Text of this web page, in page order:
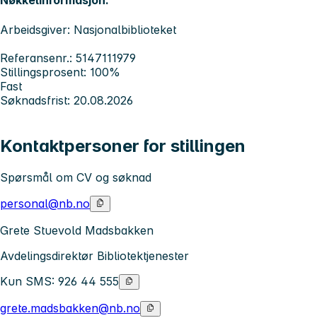
Arbeidsgiver: Nasjonalbiblioteket
Referansenr.: 5147111979
Stillingsprosent: 100%
Fast
Søknadsfrist: 20.08.2026
Kontaktpersoner for stillingen
Spørsmål om CV og søknad
personal@nb.no
Grete Stuevold Madsbakken
Avdelingsdirektør Bibliotektjenester
Kun SMS: 926 44 555
grete.madsbakken@nb.no